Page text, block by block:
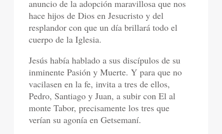
anuncio de la adopción maravillosa que nos
hace hijos de Dios en Jesucristo y del
resplandor con que un día brillará todo el
cuerpo de la Iglesia.
Jesús había hablado a sus discípulos de su
inminente Pasión y Muerte. Y para que no
vacilasen en la fe, invita a tres de ellos,
Pedro, Santiago y Juan, a subir con El al
monte Tabor, precisamente los tres que
verían su agonía en Getsemaní.